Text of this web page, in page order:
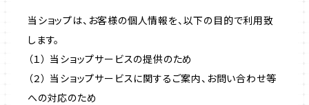
当ショップは、お客様の個人情報を、以下の目的で利用致
します。
（１） 当ショップサービスの提供のため
（２） 当ショップサービスに関するご案内、お問い合わせ等
への対応のため